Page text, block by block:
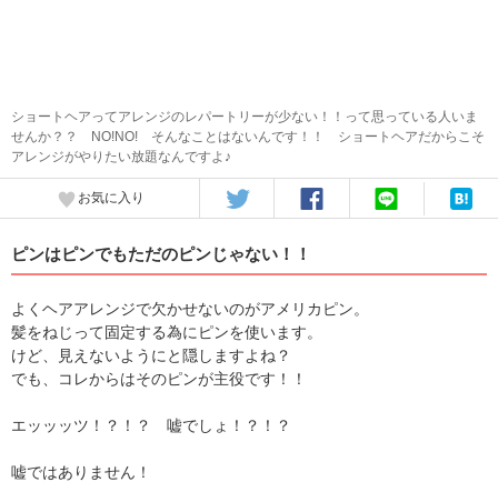
ショートヘアってアレンジのレパートリーが少ない！！って思っている人いま
せんか？？ NO!NO! そんなことはないんです！！ ショートヘアだからこそ
アレンジがやりたい放題なんですよ♪
お気に入り
ピンはピンでもただのピンじゃない！！
よくヘアアレンジで欠かせないのがアメリカピン。
髪をねじって固定する為にピンを使います。
けど、見えないようにと隠しますよね？
でも、コレからはそのピンが主役です！！
エッッッツ！？！？ 嘘でしょ！？！？
嘘ではありません！